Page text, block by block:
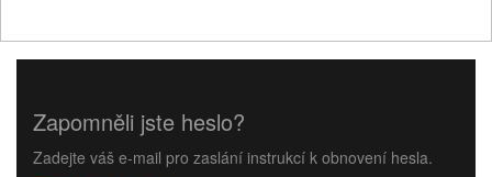
Zapomněli jste heslo?
Zadejte váš e-mail pro zaslání instrukcí k obnovení hesla.